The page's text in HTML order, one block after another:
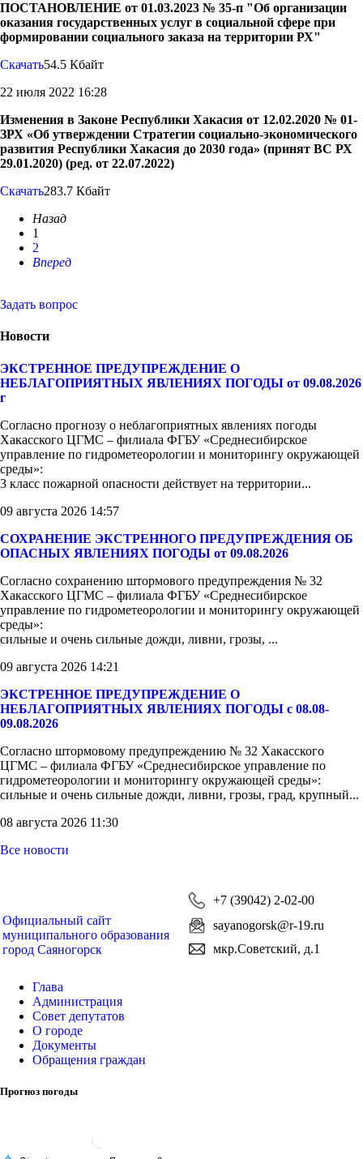
ПОСТАНОВЛЕНИЕ от 01.03.2023 № 35-п "Об организации
оказания государственных услуг в социальной сфере при
формировании социального заказа на территории РХ"
Скачать54.5 Кбайт
22 июля 2022 16:28
Изменения в Законе Республики Хакасия от 12.02.2020 № 01-
ЗРХ «Об утверждении Стратегии социально-экономического
развития Республики Хакасия до 2030 года» (принят ВС РХ
29.01.2020) (ред. от 22.07.2022)
Скачать283.7 Кбайт
Назад
1
2
Вперед
Задать вопрос
Новости
ЭКСТРЕННОЕ ПРЕДУПРЕЖДЕНИЕ О
НЕБЛАГОПРИЯТНЫХ ЯВЛЕНИЯХ ПОГОДЫ от 09.08.2026
г
Согласно прогнозу о неблагоприятных явлениях погоды
Хакасского ЦГМС – филиала ФГБУ «Среднесибирское
управление по гидрометеорологии и мониторингу окружающей
среды»:
3 класс пожарной опасности действует на территории...
09 августа 2026 14:57
СОХРАНЕНИЕ ЭКСТРЕННОГО ПРЕДУПРЕЖДЕНИЯ ОБ
ОПАСНЫХ ЯВЛЕНИЯХ ПОГОДЫ от 09.08.2026
Согласно сохранению штормового предупреждения № 32
Хакасского ЦГМС – филиала ФГБУ «Среднесибирское
управление по гидрометеорологии и мониторингу окружающей
среды»:
сильные и очень сильные дожди, ливни, грозы, ...
09 августа 2026 14:21
ЭКСТРЕННОЕ ПРЕДУПРЕЖДЕНИЕ О
НЕБЛАГОПРИЯТНЫХ ЯВЛЕНИЯХ ПОГОДЫ с 08.08-
09.08.2026
Согласно штормовому предупреждению № 32 Хакасского
ЦГМС – филиала ФГБУ «Среднесибирское управление по
гидрометеорологии и мониторингу окружающей среды»:
сильные и очень сильные дожди, ливни, грозы, град, крупный...
08 августа 2026 11:30
Все новости
Официальный сайт
муниципального образования
город Саяногорск
+7 (39042) 2-02-00
sayanogorsk@r-19.ru
мкр.Советский, д.1
Глава
Администрация
Совет депутатов
О городе
Документы
Обращения граждан
Прогноз погоды